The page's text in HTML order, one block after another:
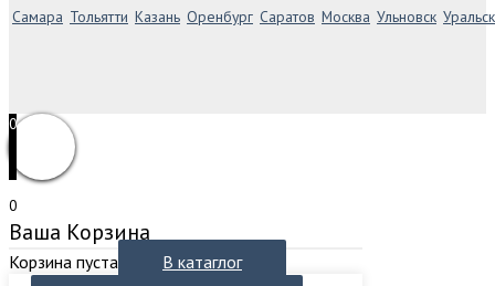
Самара Тольятти Казань Оренбург Саратов Москва Ульновск Уральск
0
0
Ваша Корзина
Корзина пуста В катаглог